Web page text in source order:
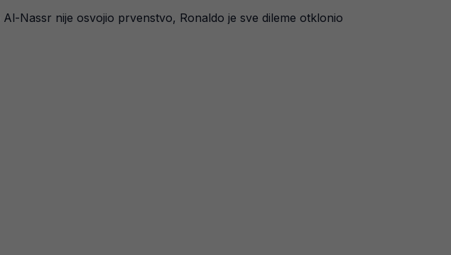
Nassr nije osvojio prvenstvo, Ronaldo je sve dileme otklonio